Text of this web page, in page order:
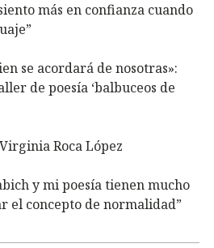
más en confianza cuando
se acordará de nosotras»:
de poesía ‘balbuceos de
Roca López
y mi poesía tienen mucho
el concepto de normalidad”